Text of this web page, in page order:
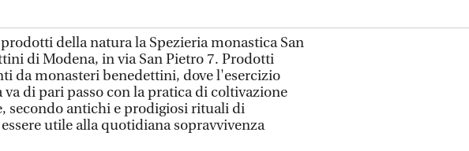
della natura la Spezieria monastica San
di Modena, in via San Pietro 7. Prodotti
da monasteri benedettini, dove l'esercizio
di pari passo con la pratica di coltivazione
secondo antichi e prodigiosi rituali di
utile alla quotidiana sopravvivenza